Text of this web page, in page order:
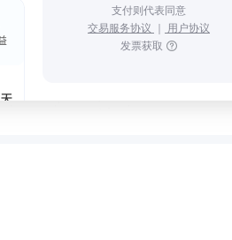
支付则代表同意
交易服务协议 ｜ 用户协议
发票获取